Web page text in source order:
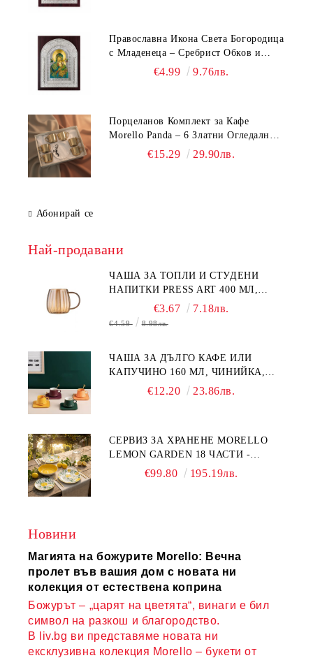
Православна Икона Света Богородица
с Младенеца – Сребрист Обков и
Стойка (23.5х19 см, 6 Модела)
€4.99 9.76лв.
Порцеланов Комплект за Кафе
Morello Panda – 6 Златни Огледални
Чаши с Анаморфно Отражение и
€15.29 29.90лв.
Абонирай се
Най-продавани
ЧАША ЗА ТОПЛИ И СТУДЕНИ
НАПИТКИ PRESS ART 400 МЛ,
БОРОСИЛИКАТНО СТЪКЛО
€3.67 7.18лв.
€4.59 8.98лв.
ЧАША ЗА ДЪЛГО КАФЕ ИЛИ
КАПУЧИНО 160 МЛ, ЧИНИЙКА,
ЛЪЖИЧКА GREEN, ORANGE LOVE
€12.20 23.86лв.
СЕРВИЗ ЗА ХРАНЕНЕ MORELLO
LEMON GARDEN 18 ЧАСТИ -
ПОРЦЕЛАН€99.80 195.19лв.
Новини
Магията на божурите Morello: Вечна
пролет във вашия дом с новата ни
колекция от естествена коприна
Божурът – „царят на цветята“, винаги е бил
символ на разкош и благородство.
В liv.bg ви представяме новата ни
ексклузивна колекция Morello – букети от